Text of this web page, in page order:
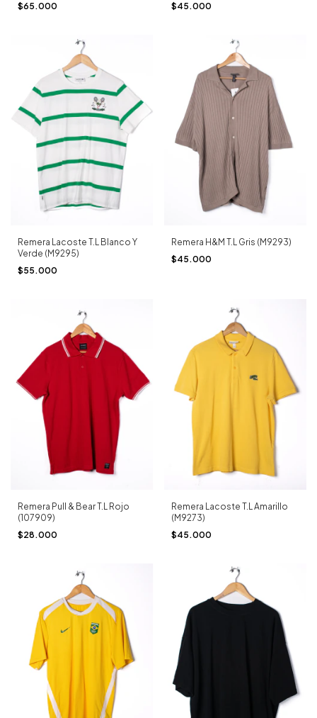
$65.000
$45.000
Remera Lacoste T.L Blanco Y
Verde (M9295)
$55.000
Remera H&M T.L Gris (M9293)
$45.000
Remera Pull & Bear T.L Rojo
(107909)
$28.000
Remera Lacoste T.L Amarillo
(M9273)
$45.000